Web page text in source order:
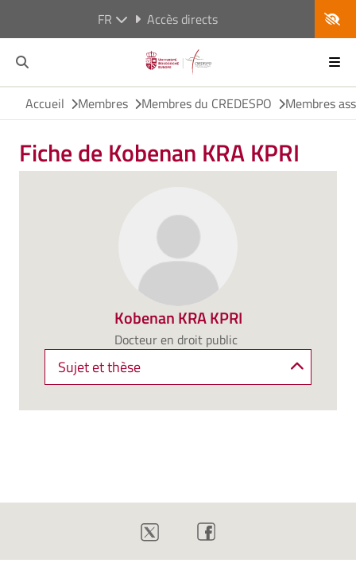
FR Accès directs
Accueil Membres Membres du CREDESPO Membres
Fiche de Kobenan KRA KPRI
Kobenan KRA KPRI
Docteur en droit public
Sujet et thèse